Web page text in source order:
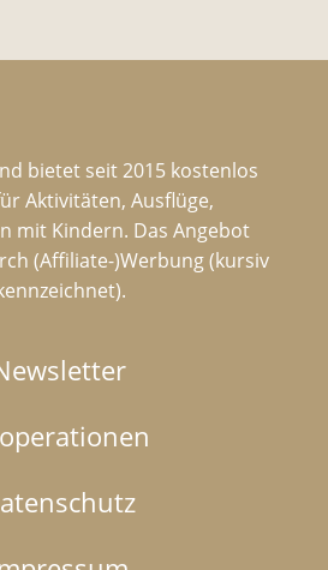
bietet seit 2015 kostenlos
Aktivitäten, Ausflüge,
mit Kindern. Das Angebot
(Affiliate-)Werbung (kursiv